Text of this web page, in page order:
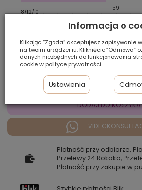
8/12/10
59
Ilość
DODAJ DO KOSZYKA
Płatność przy odbiorze,
Przelewy 24 Rokoko,
Płatność przy zakupie w
Informacja o
Klikając “Zgoda” akceptujesz zapisywanie
na twoim urządzeniu. Kliknięcie “Odmowa”
danych niezbędnych do funkcjonowania
cookie w polityce prywatności.
Ustawienia